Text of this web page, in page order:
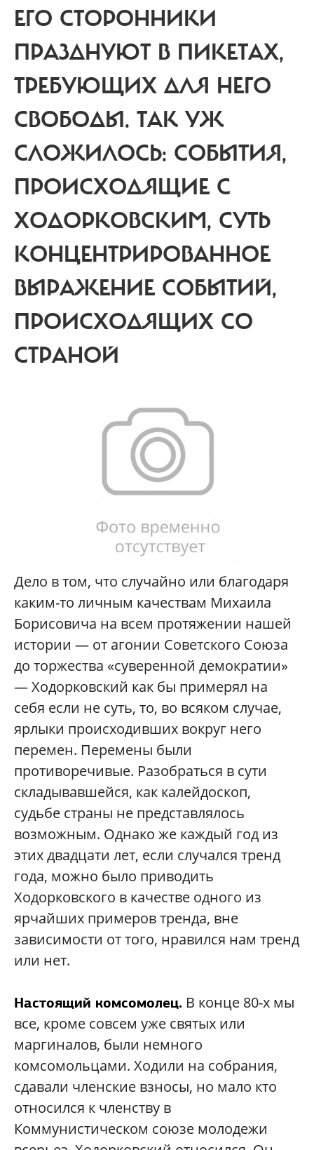
ЕГО СТОРОННИКИ
ПРАЗДНУЮТ В ПИКЕТАХ,
ТРЕБУЮЩИХ ДЛЯ НЕГО
СВОБОДЫ. ТАК УЖ
СЛОЖИЛОСЬ: СОБЫТИЯ,
ПРОИСХОДЯЩИЕ С
ХОДОРКОВСКИМ, СУТЬ
КОНЦЕНТРИРОВАННОЕ
ВЫРАЖЕНИЕ СОБЫТИЙ,
ПРОИСХОДЯЩИХ СО
СТРАНОЙ
Дело в том, что случайно или благодаря
каким-то личным качествам Михаила
Борисовича на всем протяжении нашей
истории — от агонии Советского Союза
до торжества «суверенной демократии»
— Ходорковский как бы примерял на
себя если не суть, то, во всяком случае,
ярлыки происходивших вокруг него
перемен. Перемены были
противоречивые. Разобраться в сути
складывавшейся, как калейдоскоп,
судьбе страны не представлялось
возможным. Однако же каждый год из
этих двадцати лет, если случался тренд
года, можно было приводить
Ходорковского в качестве одного из
ярчайших примеров тренда, вне
зависимости от того, нравился нам тренд
или нет.
Настоящий комсомолец. В конце 80-х мы
все, кроме совсем уже святых или
маргиналов, были немного
комсомольцами. Ходили на собрания,
сдавали членские взносы, но мало кто
относился к членству в
Коммунистическом союзе молодежи